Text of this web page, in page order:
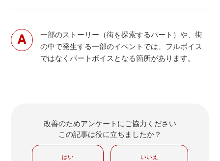
一部のストーリー（街を探索するパート）や、街
の中で発生する一部のイベントでは、フルボイス
ではなくパートボイスとなる箇所があります。
改善のためアンケートにご協力ください
この記事は役に立ちましたか？
はい いいえ